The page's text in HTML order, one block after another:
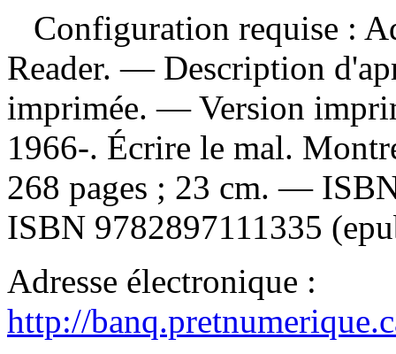
Configuration requise :
Reader. — Description
imprimée. —Version
1966-. Écrire le mal.
268 pages ; 23 cm. —
ISBN 9782897111335
Adresse électronique :
http://